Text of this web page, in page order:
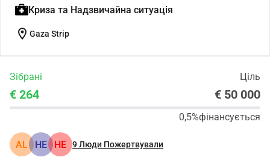
Криза та Надзвичайна ситуація
location_on Gaza Strip
Зібрані Ціль
€ 264 € 50 000
0,5%фінансується
AL HE HE 9Люди Пожертвували